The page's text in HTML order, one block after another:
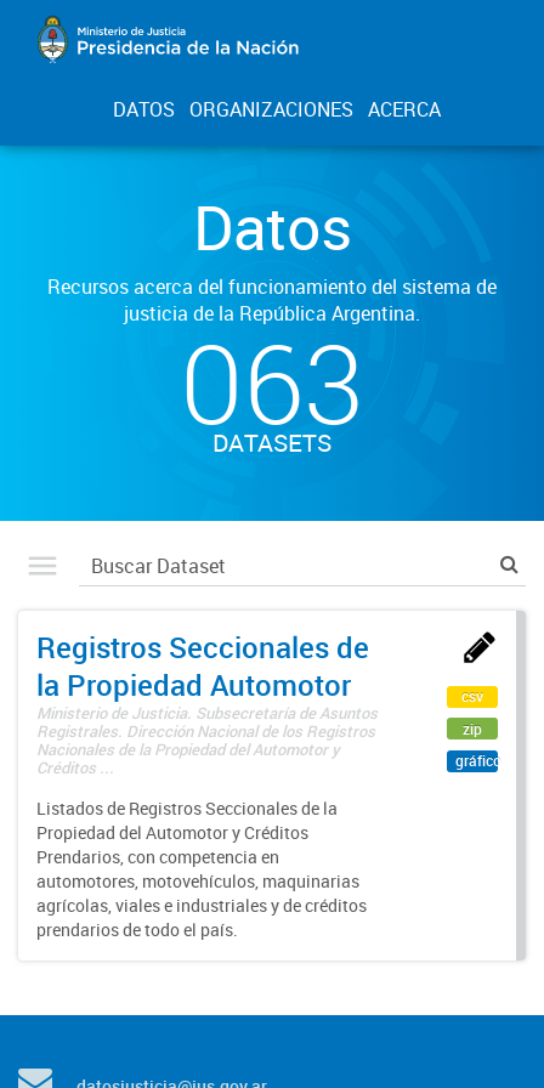
DATOS ORGANIZACIONES ACERCA
Datos
Recursos acerca del funcionamiento del sistema de
justicia de la República Argentina.
063
DATASETS
Registros Seccionales de
la Propiedad Automotor
Ministerio de Justicia. Subsecretaría de Asuntos
Registrales. Dirección Nacional de los Registros
Nacionales de la Propiedad del Automotor y
Créditos ...
Listados de Registros Seccionales de la
Propiedad del Automotor y Créditos
Prendarios, con competencia en
automotores, motovehículos, maquinarias
agrícolas, viales e industriales y de créditos
prendarios de todo el país.
csv
zip
gráfico